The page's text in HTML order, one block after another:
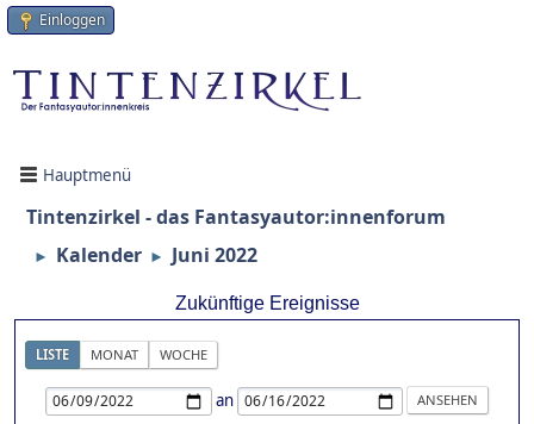
Einloggen
Hauptmenü
Tintenzirkel - das Fantasyautor:innenforum
► Kalender ► Juni 2022
Zukünftige Ereignisse
LISTE MONAT WOCHE
an